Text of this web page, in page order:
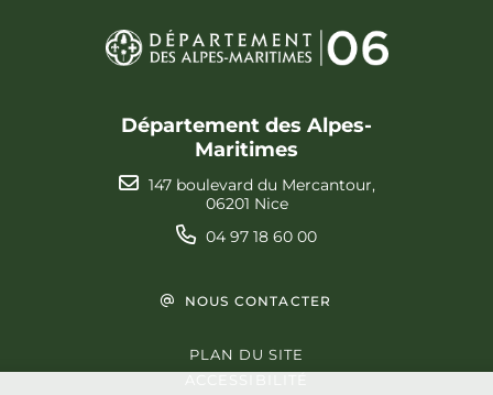
Département des Alpes-
Maritimes
147 boulevard du Mercantour,
06201 Nice
04 97 18 60 00
NOUS CONTACTER
PLAN DU SITE